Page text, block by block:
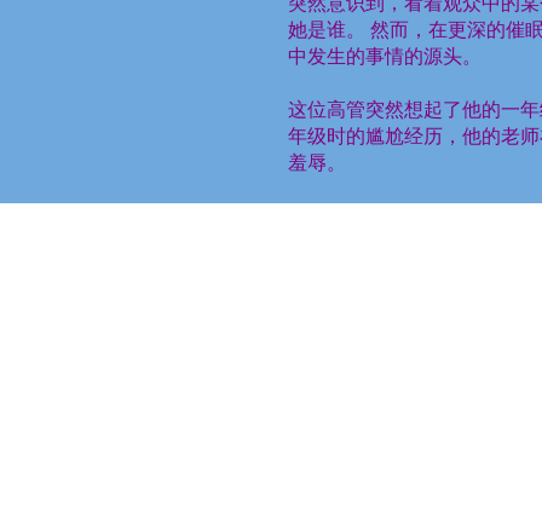
她是谁。
然而，在更深的催
中发生的事情的源头。
这位高管突然想起了他的一
年级时的尴尬经历，他的老
羞辱。